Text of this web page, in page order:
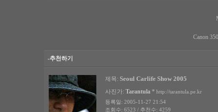
Canon
-추천하기
제목: Seoul Carlife Show 2005
사진가: Tarantula * http://tarantula.pe.kr
등록일: 2005-11-27 21:54
조회수: 6523 / 추천수: 4259